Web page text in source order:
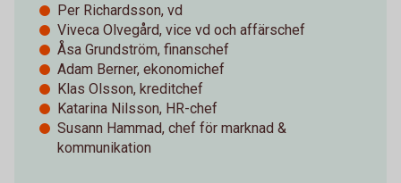
Per Richardsson, vd
Viveca Olvegård, vice vd och affärschef
Åsa Grundström, finanschef
Adam Berner, ekonomichef
Klas Olsson, kreditchef
Katarina Nilsson, HR-chef
Susann Hammad, chef för marknad &
kommunikation